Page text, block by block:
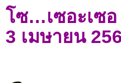
โซ…เซอะเซอ
3 เมษายน